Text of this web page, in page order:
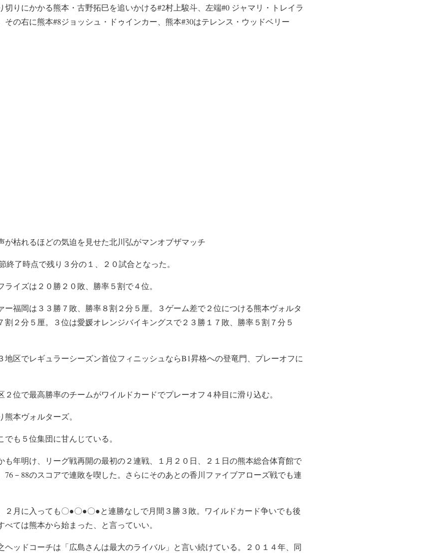
切りにかかる熊本・古野拓巳を追いかける#2村上駿斗、左端#0 ジャマリ・トレイラ
その右に熊本#8ジョッシュ・ドゥインカー、熊本#30はテレンス・ウッドベリー
が枯れるほどの気迫を見せた北川弘がマンオブザマッチ
終了時点で残り３分の１、２０試合となった。
イズは２０勝２０敗、勝率５割で４位。
ー福岡は３３勝７敗、勝率８割２分５厘。３ゲーム差で２位につける熊本ヴォルタ
割２分５厘。３位は愛媛オレンジバイキングスで２３勝１７敗、勝率５割７分５
地区でレギュラーシーズン首位フィニッシュならB1昇格への登竜門、プレーオフに
２位で最高勝率のチームがワイルドカードでプレーオフ４枠目に滑り込む。
本ヴォルターズ。
も５位集団に甘んじている。
も年明け、リーグ戦再開の最初の２連戦、１月２０日、２１日の熊本総合体育館で
76－88のスコアで連敗を喫した。さらにそのあとの香川ファイブアローズ戦でも連
２月に入っても〇●〇●〇●と連勝なしで月間３勝３敗。ワイルドカード争いでも後
ては熊本から始まった、と言っていい。
ヘッドコーチは「広島さんは最大のライバル」と言い続けている。２０１４年、同